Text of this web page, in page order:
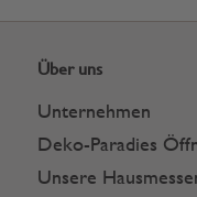
Über uns
Unternehmen
Deko-Paradies
Unsere